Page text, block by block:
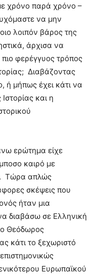
χρόνο παρά χρόνο –
να μην
λοιπόν βάρος της
άρχισα να
φερέγγυος τρόπος
Διαβάζοντας
ή μήπως έχει κάτι να
και η
ερώτημα είχε
καιρό με
Τώρα απλώς
σκέψεις που
ήταν μια
διαβάσω σε Ελληνική
ο Θεόδωρος
κάτι το ξεχωριστό
Ευρωπαϊκού